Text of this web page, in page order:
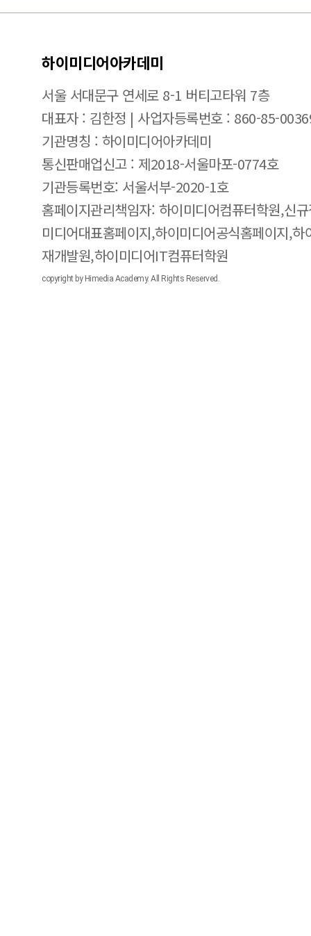
하이미디어아카데미
서울 서대문구 연세로 8-1 버티고타워 7층
대표자 : 김한정 | 사업자등록번호 : 860-85-
기관명칭 : 하이미디어아카데미
통신판매업신고 : 제2018-서울마포-0774호
기관등록번호: 서울서부-2020-1호
홈페이지관리책임자: 하이미디어컴퓨터학원,신
미디어대표홈페이지,하이미디어공식홈페이지,
재개발원,하이미디어IT컴퓨터학원
copyright by Himedia Academy. All Rights Reserved.